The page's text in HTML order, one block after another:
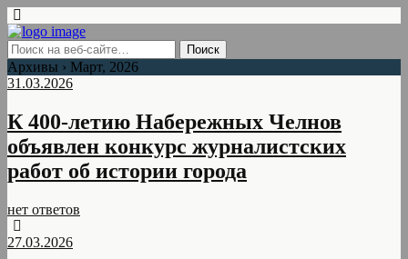
Архивы › Март, 2026
31.03.2026
К 400-летию Набережных Челнов
объявлен конкурс журналистских
работ об истории города
нет ответов
27.03.2026